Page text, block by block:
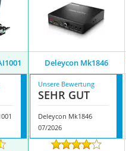
Deleycon Mk1846
Unsere Bewertung
SEHR GUT
Deleycon Mk1846
07/2026